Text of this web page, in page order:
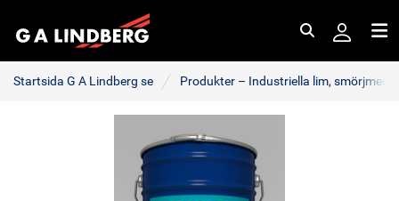
Startsida G A Lindberg se Produkter – Industriella lim,